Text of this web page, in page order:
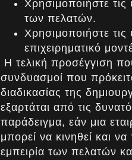
Χρησιμοποιήστε τις
των πελατών.
Χρησιμοποιήστε τις
επιχειρηματικό
Η τελική προσέγγιση
συνδυασμοί που
διαδικασίας της
εξαρτάται από τις
παράδειγμα, εάν μια
μπορεί να κινηθεί και
εμπειρία των πελατών